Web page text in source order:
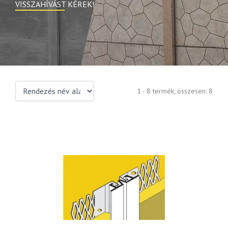
VISSZAHÍVÁST KÉREK!
1 - 8 termék, összesen: 8